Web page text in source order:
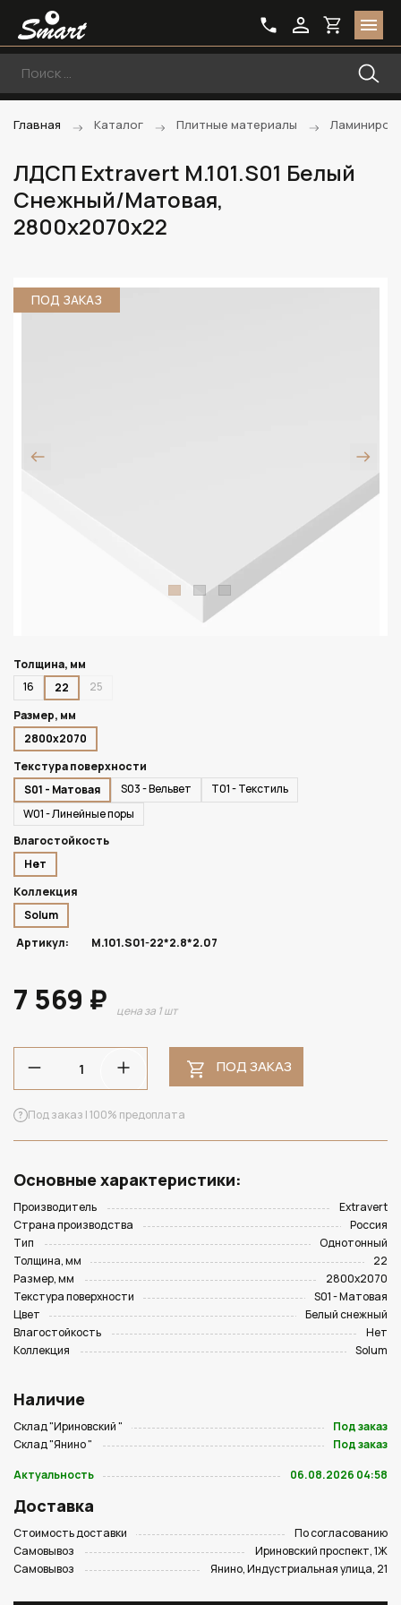
Главная Каталог Плитные материалы
ЛДСП Extravert M.101.S01 Белый
Снежный/Матовая,
2800х2070х22
ПОД ЗАКАЗ
Толщина, мм
16
22
25
Размер, мм
2800х2070
Текстура поверхности
S01 - Матовая
S03 - Вельвет
T01 - Текстиль
W01 - Линейные поры
Влагостойкость
Нет
Коллекция
Solum
Артикул:
M.101.S01-22*2.8*2.07
7 569 ₽ цена за 1 шт
ПОД ЗАКАЗ
Под заказ | 100% предоплата
Основные характеристики:
Производитель
Extravert
Страна производства
Россия
Тип
Однотонный
Толщина, мм
22
Размер, мм
2800х2070
Текстура поверхности
S01 - Матовая
Цвет
Белый снежный
Влагостойкость
Нет
Коллекция
Solum
Наличие
Склад "Ириновский "
Под заказ
Склад "Янино "
Под заказ
Актуальность
06.08.2026 04:58
Доставка
Стоимость доставки
По согласованию
Самовывоз
Ириновский проспект, 1Ж
Самовывоз
Янино, Индустриальная улица, 21